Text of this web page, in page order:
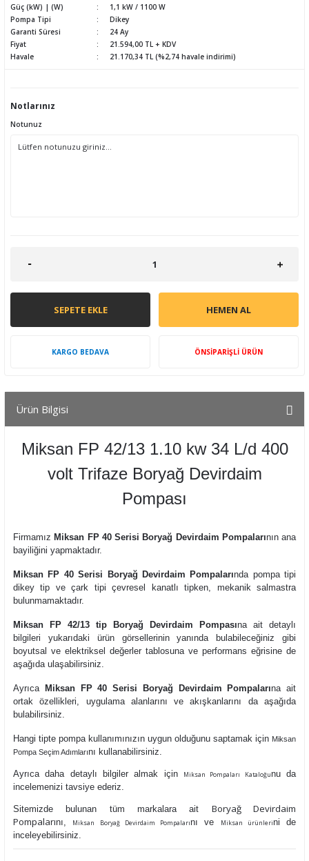
Güç (kW) | (W)
1,1 kW / 1100 W
Pompa Tipi
Dikey
Garanti Süresi
24 Ay
Fiyat
21.594,00 TL + KDV
Havale
21.170,34 TL (%2,74 havale indirimi)
Notlarınız
Notunuz
SEPETE EKLE HEMEN AL
KARGO BEDAVA ÖNSİPARİŞLİ ÜRÜN
Ürün Bilgisi
Miksan FP 42/13 1.10 kw 34 L/d 400
volt Trifaze Boryağ Devirdaim
Pompası
Firmamız Miksan FP 40 Serisi Boryağ Devirdaim Pompalarının ana
bayiliğini yapmaktadır.
Miksan FP 40 Serisi Boryağ Devirdaim Pompalarındapompa tipi
dikey tip ve çark tipi çevresel kanatlı tipken, mekanik salmastra
bulunmamaktadır.
Miksan FP 42/13 tip Boryağ Devirdaim Pompasına ait detaylı
bilgileri yukarıdaki ürün görsellerinin yanında bulabileceğiniz gibi
boyutsal ve elektriksel değerler tablosuna ve performans eğrisine de
aşağıda ulaşabilirsiniz.
Ayrıca Miksan FP 40 Serisi Boryağ Devirdaim Pompalarına ait
ortak özellikleri, uygulama alanlarını ve akışkanlarını da aşağıda
bulabilirsiniz.
Hangi tipte pompa kullanımınızın uygun olduğunu saptamak için Miksan
Pompa Seçim Adımlarını kullanabilirsiniz.
Ayrıca daha detaylı bilgiler almak için Miksan Pompaları Kataloğunu da
incelemenizi tavsiye ederiz.
Sitemizde bulunan tüm markalara ait Boryağ Devirdaim
Pompalarını, Miksan Boryağ Devirdaim Pompalarını ve Miksan ürünlerini de
inceleyebilirsiniz.